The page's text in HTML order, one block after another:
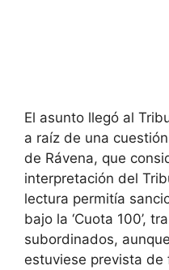
El asunto llegó al
a raíz de una
de Rávena, que
interpretación del
lectura permitía
bajo la ‘Cuota 100’,
subordinados,
estuviese prevista de